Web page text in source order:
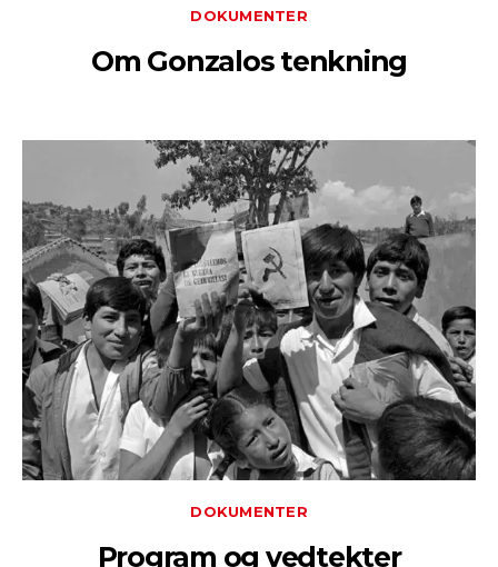
DOKUMENTER
Om Gonzalos tenkning
DOKUMENTER
Program og vedtekter